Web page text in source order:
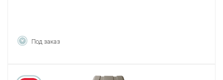
Под заказ